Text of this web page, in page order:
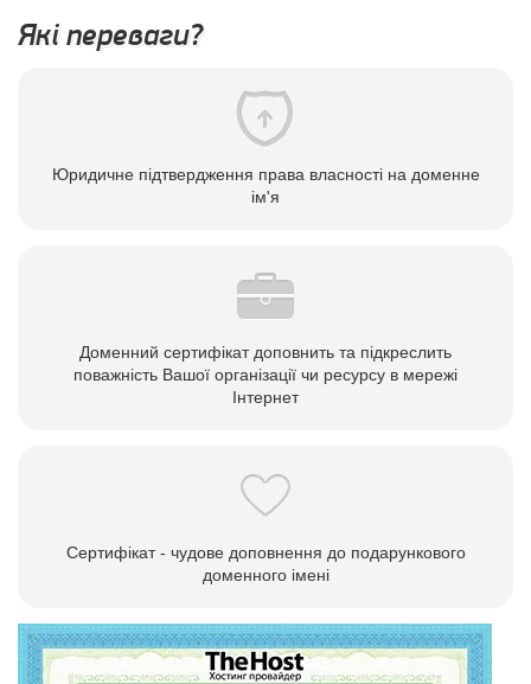
Які переваги?
Юридичне підтвердження права власності на доменне
ім'я
Доменний сертифікат доповнить та підкреслить
поважність Вашої організації чи ресурсу в мережі
Інтернет
Сертифікат - чудове доповнення до подарункового
доменного імені